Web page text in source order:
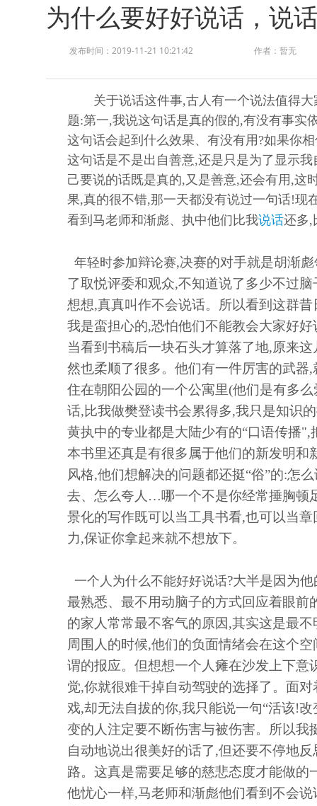
为什么要好好说话，说
发布时间：2019-11-21 10:21:42 作者：暂无
关于说话这件事,古人有一个说法值得
题:第一,我说这句话是真的假的,有没有事实
这句话会起到什么效果、有没有用?如果你
这句话是不是出自善意,还是只是为了显示
己要说的话既是真的,又是善意,还会有用,这
果,真的很不错,那一天都没有说过一句话!现
看到马老师和渐彪、执中他们比我说话还多,
年轻时参加辩论赛,决赛的对手就是胡渐
了取悦评委和观众,不知道说了多少不过
想想,真真叫作不会说话。所以看到这群
我是蛮担心的,恐怕他们不能教会大家好
当看到书稿后一块石头才算落了地,原来
然也柔顺了很多。他们有一件厉害的武器
住在朝阳公园的一个公寓里(他们是有多
话,比我做樊登读书会累得多,我只是知识
黄执中的专业都是大陆少有的“口语传播
本书里还真是有很多属于他们的新发明
风格,他们想解决的问题都还挺“俗”的:怎
去、怎么夸人…哪一个不是你经常捶胸顿
景化的写作既可以当工具书看,也可以当
力,保证你拿起来就不想放下。
一个人为什么不能好好说话?大半是因为
最熟悉、最不用动脑子的方式回应着眼
的家人常常最不客气的原因,其实这是最
周围人的时候,他们的负面情绪会在这个
谓的报应。但想想一个人瘫在沙发上下
觉,你就很难干掉自动驾驶的选择了。面
戏,却无法自拔的你,我只能说一句“活该!
变的人注定要不断伤害与被伤害。所以我
自动地说出很美好的话了,但还要不停地
路。这真是需要足够的慈悲态度才能做
他忧心一样,马老师和渐彪他们看到不会